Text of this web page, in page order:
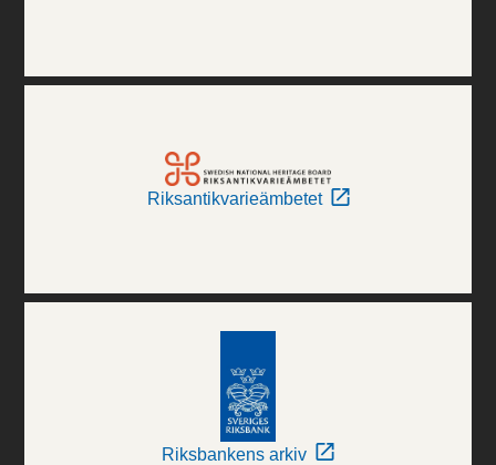
Riksantikvarieämbetet
Riksbankens arkiv